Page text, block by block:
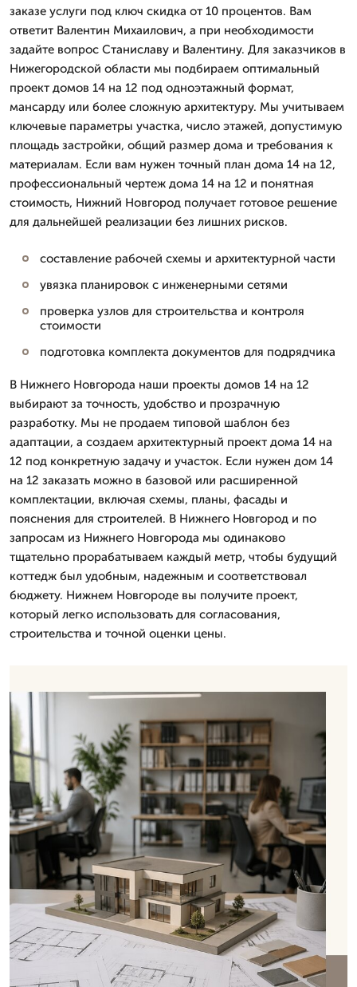
заказе услуги под ключ скидка от 10 процентов. Вам
ответит Валентин Михаилович, а при необходимости
задайте вопрос Станиславу и Валентину. Для заказчиков в
Нижегородской области мы подбираем оптимальный
проект домов 14 на 12 под одноэтажный формат,
мансарду или более сложную архитектуру. Мы учитываем
ключевые параметры участка, число этажей, допустимую
площадь застройки, общий размер дома и требования к
материалам. Если вам нужен точный план дома 14 на 12,
профессиональный чертеж дома 14 на 12 и понятная
стоимость, Нижний Новгород получает готовое решение
для дальнейшей реализации без лишних рисков.
составление рабочей схемы и архитектурной части
увязка планировок с инженерными сетями
проверка узлов для строительства и контроля
стоимости
подготовка комплекта документов для подрядчика
В Нижнего Новгорода наши проекты домов 14 на 12
выбирают за точность, удобство и прозрачную
разработку. Мы не продаем типовой шаблон без
адаптации, а создаем архитектурный проект дома 14 на
12 под конкретную задачу и участок. Если нужен дом 14
на 12 заказать можно в базовой или расширенной
комплектации, включая схемы, планы, фасады и
пояснения для строителей. В Нижнего Новгород и по
запросам из Нижнего Новгорода мы одинаково
тщательно прорабатываем каждый метр, чтобы будущий
коттедж был удобным, надежным и соответствовал
бюджету. Нижнем Новгороде вы получите проект,
который легко использовать для согласования,
строительства и точной оценки цены.